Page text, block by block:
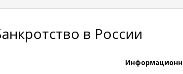
в России